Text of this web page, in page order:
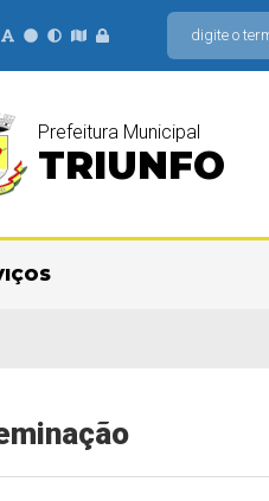
Prefeitura Municipal
TRIUNFO